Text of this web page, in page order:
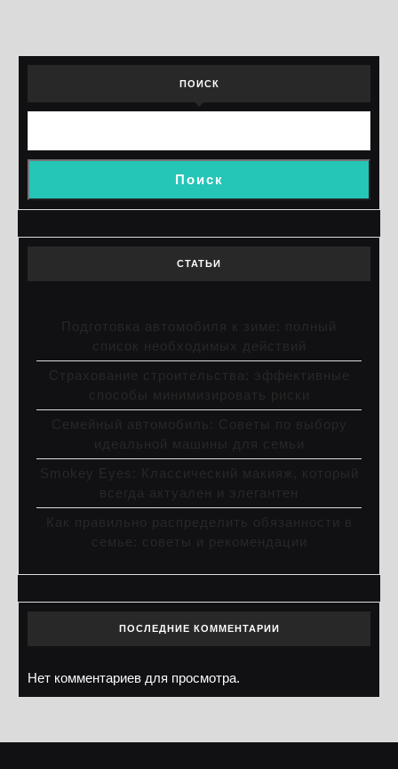
ПОИСК
Поиск
СТАТЬИ
Подготовка автомобиля к зиме: полный
список необходимых действий
Страхование строительства: эффективные
способы минимизировать риски
Семейный автомобиль: Советы по выбору
идеальной машины для семьи
Smokey Eyes: Классический макияж, который
всегда актуален и элегантен
Как правильно распределить обязанности в
семье: советы и рекомендации
ПОСЛЕДНИЕ КОММЕНТАРИИ
Нет комментариев для просмотра.